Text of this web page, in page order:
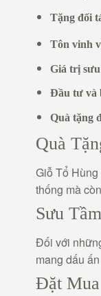
Tặng đối
Tôn vinh
Giá trị
Đầu tư và
Quà tặng
Quà
Giỗ Tổ
thống mà
Sưu
Đối với
mang dấu
Đặt